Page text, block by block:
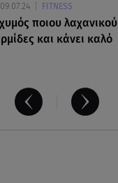
09.07.24 FITNESS
ποιου λαχανικού
και κάνει καλό